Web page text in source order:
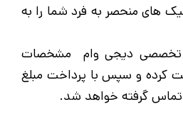
های منحصر به فرد شما را به
تخصصی دیجی وام مشخصات
کرده و سپس با پرداخت مبلغ
تماس گرفته خواهد شد.